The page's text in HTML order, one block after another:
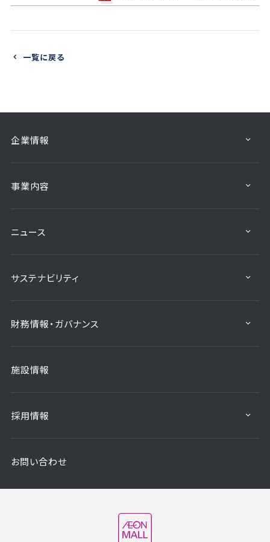
一覧に戻る
企業情報
事業内容
ニュース
サステナビリティ
財務情報・ガバナンス
施設情報
採用情報
お問い合わせ